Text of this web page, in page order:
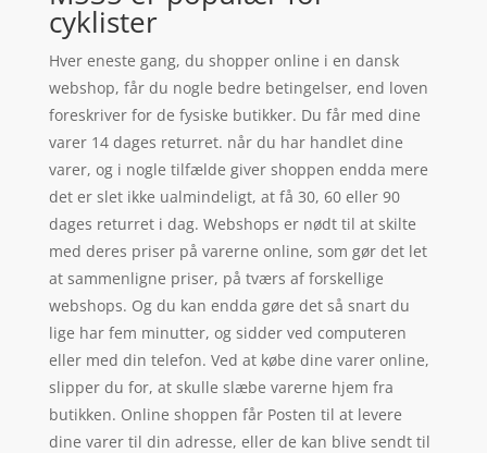
cyklister
Hver eneste gang, du shopper online i en dansk
webshop, får du nogle bedre betingelser, end loven
foreskriver for de fysiske butikker. Du får med dine
varer 14 dages returret. når du har handlet dine
varer, og i nogle tilfælde giver shoppen endda mere
det er slet ikke ualmindeligt, at få 30, 60 eller 90
dages returret i dag. Webshops er nødt til at skilte
med deres priser på varerne online, som gør det let
at sammenligne priser, på tværs af forskellige
webshops. Og du kan endda gøre det så snart du
lige har fem minutter, og sidder ved computeren
eller med din telefon. Ved at købe dine varer online,
slipper du for, at skulle slæbe varerne hjem fra
butikken. Online shoppen får Posten til at levere
dine varer til din adresse, eller de kan blive sendt til